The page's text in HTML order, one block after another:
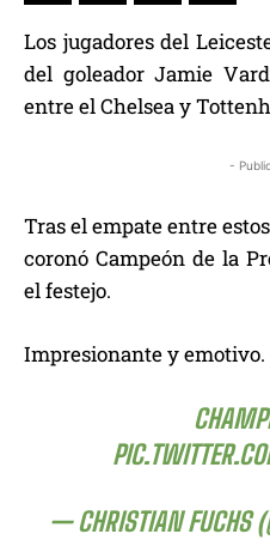
Los jugadores del
del goleador Jamie
entre el Chelsea y
-
Tras el empate entre
coronó Campeón de la
el festejo.
Impresionante y emotivo.
— CHRISTIAN FUCHS